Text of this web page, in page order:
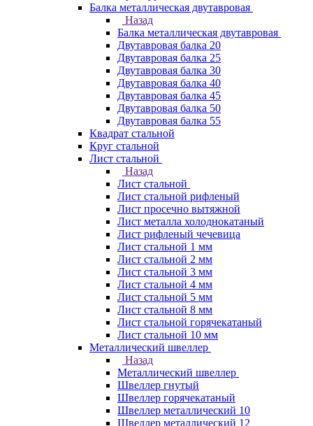
Балка металлическая двутавровая
Назад
Балка металлическая двутавровая
Двутавровая балка 20
Двутавровая балка 25
Двутавровая балка 30
Двутавровая балка 40
Двутавровая балка 45
Двутавровая балка 50
Двутавровая балка 55
Квадрат стальной
Круг стальной
Лист стальной
Назад
Лист стальной
Лист стальной рифленый
Лист просечно вытяжной
Лист металла холоднокатаный
Лист рифленый чечевица
Лист стальной 1 мм
Лист стальной 2 мм
Лист стальной 3 мм
Лист стальной 4 мм
Лист стальной 5 мм
Лист стальной 8 мм
Лист стальной горячекатаный
Лист стальной 10 мм
Металлический швеллер
Назад
Металлический швеллер
Швеллер гнутый
Швеллер горячекатаный
Швеллер металлический 10
Швеллер металлический 12